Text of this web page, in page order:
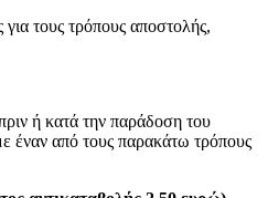
για τους τρόπους αποστολής,
ή κατά την παράδοση του
έναν από τους παρακάτω τρόπους